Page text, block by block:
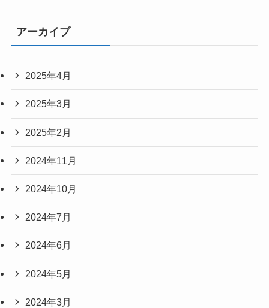
アーカイブ
2025年4月
2025年3月
2025年2月
2024年11月
2024年10月
2024年7月
2024年6月
2024年5月
2024年3月